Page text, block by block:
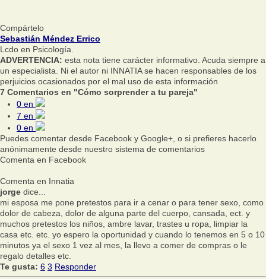
Compártelo
Sebastián Méndez Errico
Lcdo en Psicología.
ADVERTENCIA: esta nota tiene carácter informativo. Acuda siempre a
un especialista. Ni el autor ni INNATIA se hacen responsables de los
perjuicios ocasionados por el mal uso de esta información
7 Comentarios en "Cómo sorprender a tu pareja"
0 en
7 en
0 en
Puedes comentar desde Facebook y Google+, o si prefieres hacerlo
anónimamente desde nuestro sistema de comentarios
Comenta en Facebook
Comenta en Innatia
jorge dice...
mi esposa me pone pretestos para ir a cenar o para tener sexo, como
dolor de cabeza, dolor de alguna parte del cuerpo, cansada, ect. y
muchos pretestos los niños, ambre lavar, trastes u ropa, limpiar la
casa etc. etc. yo espero la oportunidad y cuando lo tenemos en 5 o 10
minutos ya el sexo 1 vez al mes, la llevo a comer de compras o le
regalo detalles etc.
Te gusta: 6 3 Responder